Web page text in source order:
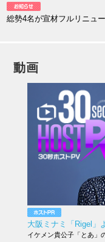
総勢4名が宣材フルリニュ
動画
大阪ミナミ「Rigel」
イケメン貴公子「とあ」